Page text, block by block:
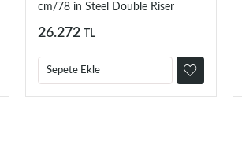
cm/78 in Steel Double Riser
26.272 TL
Sepete Ekle